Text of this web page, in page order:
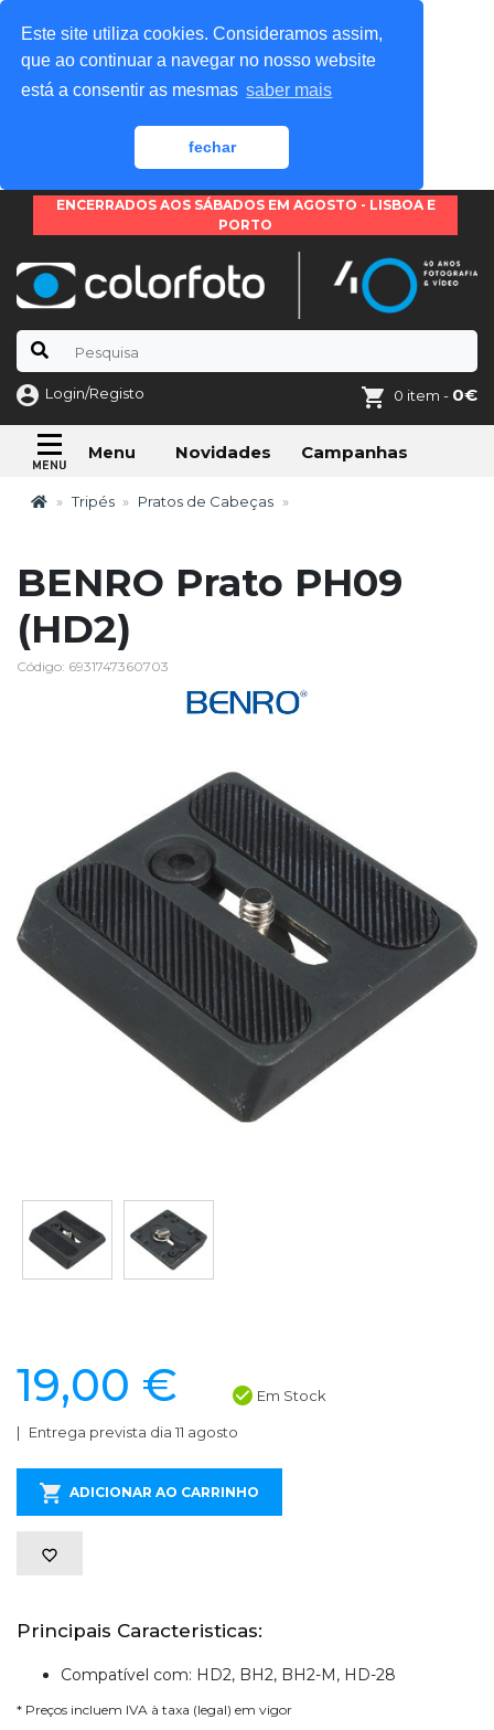
Este site utiliza cookies. Consideramos assim,
que ao continuar a navegar no nosso website
está a consentir as mesmas saber mais
fechar
ENCERRADOS AOS SÁBADOS EM AGOSTO - LISBOA E
PORTO
Login/Registo 0 item - 0€
Menu Novidades Campanhas
Tripés Pratos de Cabeças
BENRO Prato PH09
(HD2)
Código: 6931747360703
19,00 € Em Stock
Entrega prevista dia 11 agosto
ADICIONAR AO CARRINHO
Principais Caracteristicas:
Compatível com: HD2, BH2, BH2-M, HD-28
* Preços incluem IVA à taxa (legal) em vigor